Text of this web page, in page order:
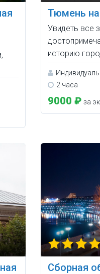
Тюмень
Увидеть все
историю
2 часа
9000 ₽ за
Сборная